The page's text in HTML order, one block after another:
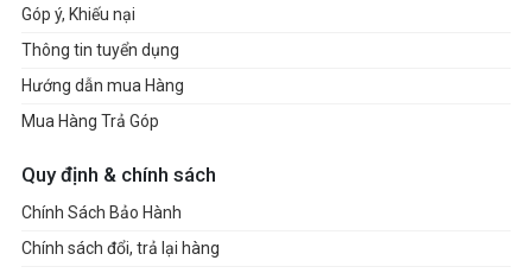
Góp ý, Khiếu nại
Thông tin tuyển dụng
Hướng dẫn mua Hàng
Mua Hàng Trả Góp
Quy định & chính sách
Chính Sách Bảo Hành
Chính sách đổi, trả lại hàng